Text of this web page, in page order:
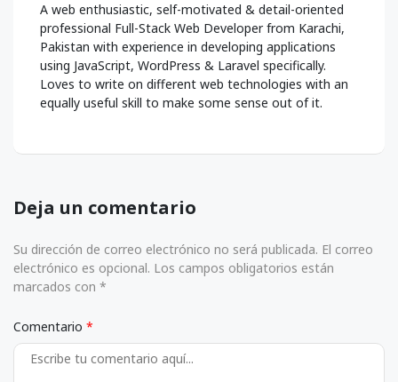
A web enthusiastic, self-motivated & detail-oriented
professional Full-Stack Web Developer from Karachi,
Pakistan with experience in developing applications
using JavaScript, WordPress & Laravel specifically.
Loves to write on different web technologies with an
equally useful skill to make some sense out of it.
Deja un comentario
Su dirección de correo electrónico no será publicada. El correo
electrónico es opcional. Los campos obligatorios están
marcados con *
Comentario